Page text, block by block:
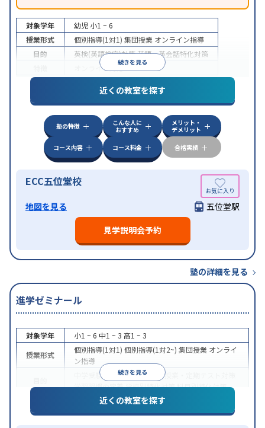
続きを見る
対象学年 幼児 小1 ~ 6
授業形式
個別指導(1対1) 集団授業 オンライン指導
目的
英検(英語検定)対策英語・英会話特化対策
オンライン対応
近くの教室を探す
塾の特徴
こんな人に
おすすめ
メリット・
デメリット
コース内容
コース料金 合格実績
ECC五位堂校
地図を見る
五位堂駅
見学説明会予約
塾の詳細を見る
進学ゼミナール
続きを見る
対象学年 小1 ~ 6 中1 ~ 3 高1 ~ 3
授業形式
個別指導(1対1) 個別指導(1対2~) 集団授業 オンライ
ン指導
中学受験 高校受験大学受験
授業・定期テスト対策
学習習慣の定着学校別特化対策科目別特化対策
授業の振替可能学習にPC・タブレットを利用
ライン対応1科目から受講可能
近くの教室を探す